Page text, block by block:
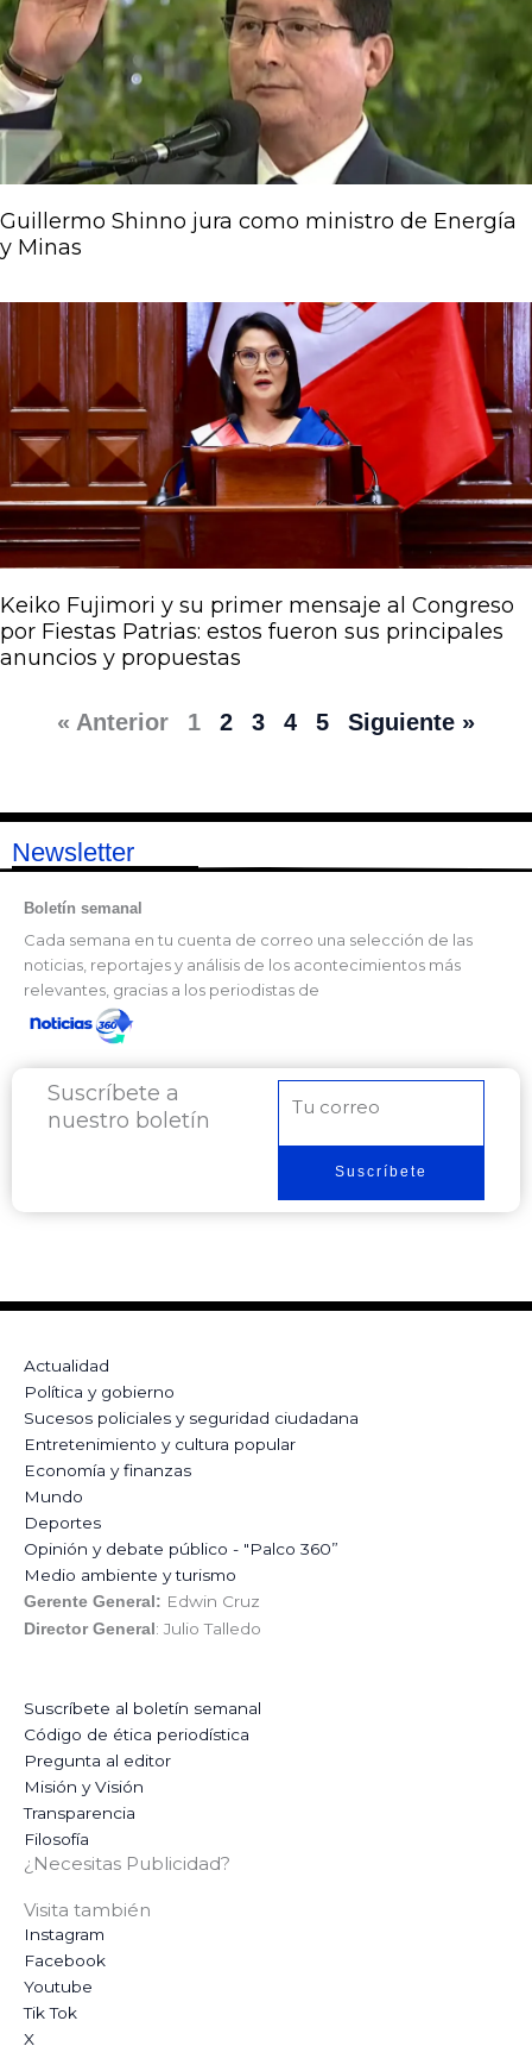
Guillermo Shinno jura como ministro de Energía
y Minas
Keiko Fujimori y su primer mensaje al Congreso
por Fiestas Patrias: estos fueron sus principales
anuncios y propuestas
« Anterior 1 2 3 4 5 Siguiente »
Newsletter
Boletín semanal
Cada semana en tu cuenta de correo una selección de las
noticias, reportajes y análisis de los acontecimientos más
relevantes, gracias a los periodistas de
Suscríbete a
nuestro boletín
electrónico
Suscríbete
Actualidad
Política y gobierno
Sucesos policiales y seguridad ciudadana
Entretenimiento y cultura popular
Economía y finanzas
Mundo
Deportes
Opinión y debate público - "Palco 360”
Medio ambiente y turismo
Gerente General: Edwin Cruz
Director General : Julio Talledo
Suscríbete al boletín semanal
Código de ética periodística
Pregunta al editor
Misión y Visión
Transparencia
Filosofía
¿Necesitas Publicidad?
Visita también
Instagram
Facebook
Youtube
Tik Tok
X